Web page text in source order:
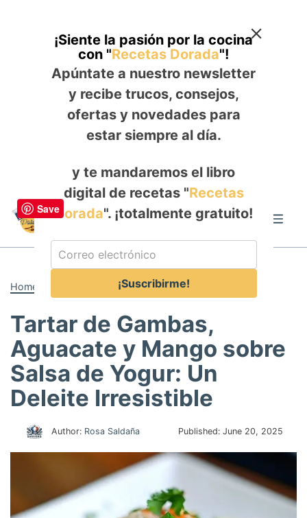
Skip
content
Home
Tartar de Gambas,
Aguacate y Mango sobre
Salsa de Yogur: Un
Deleite Irresistible
Author: Rosa Saldaña Published: June 20, 2025
¡Siente la pasión por la cocina
con "Recetas Dorada"!
Apúntate a nuestro newsletter
y recibe trucos, consejos,
ofertas y novedades para
estar siempre al día.
y te mandaremos el libro
digital de recetas "Recetas
Dorada". ¡totalmente gratuito!
¡Suscribirme!
Save